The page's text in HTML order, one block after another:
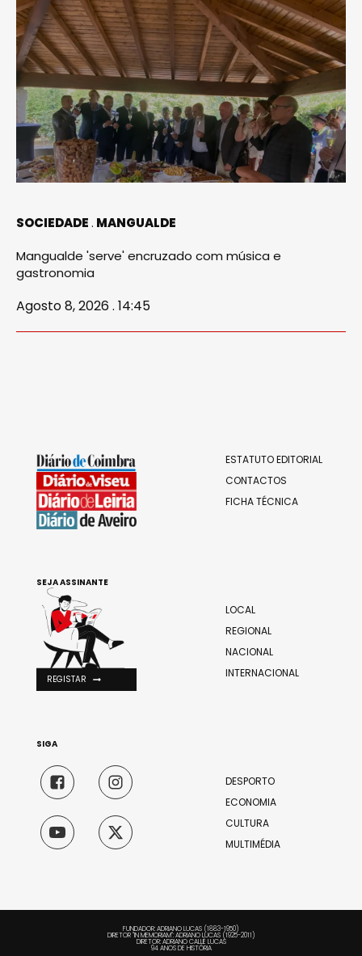
SOCIEDADE MANGUALDE
Mangualde 'serve' encruzado com música e
gastronomia
Agosto 8, 2026 . 14:45
ESTATUTO EDITORIAL
CONTACTOS
FICHA TÉCNICA
LOCAL
REGIONAL
NACIONAL
INTERNACIONAL
DESPORTO
ECONOMIA
CULTURA
MULTIMÉDIA
SEJA ASSINANTE
REGISTAR
SIGA
FUNDADOR: ADRIANO LUCAS (1883-1950)
DIRETOR "IN MEMORIAM": ADRIANO LUCAS (1925-2011)
DIRETOR: ADRIANO CALLÉ LUCAS
94 ANOS DE HISTÓRIA